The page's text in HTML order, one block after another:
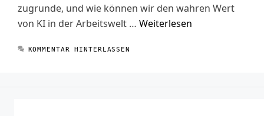
zugrunde, und wie können wir den wahren Wert
von KI in der Arbeitswelt … Weiterlesen
KOMMENTAR HINTERLASSEN